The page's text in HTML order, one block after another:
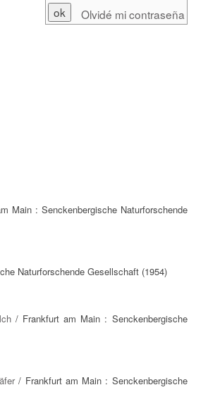
Main : Senckenbergische Naturforschende
Naturforschende Gesellschaft (1954)
/ Frankfurt am Main : Senckenbergische
/ Frankfurt am Main : Senckenbergische
Olvidé mi contraseña